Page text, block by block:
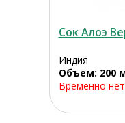
Сок Алоэ
Индия
Объем: 200
Временно нет